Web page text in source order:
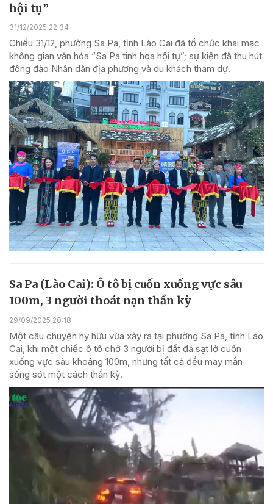
hội tụ”
31/12/2025 22:34
Chiều 31/12, phường Sa Pa, tỉnh Lào Cai đã tổ chức khai mạc
không gian văn hóa “Sa Pa tinh hoa hội tụ”; sự kiện đã thu hút
đông đảo Nhân dân địa phương và du khách tham dự.
Sa Pa (Lào Cai): Ô tô bị cuốn xuống vực sâu
100m, 3 người thoát nạn thần kỳ
29/09/2025 20:18
Một câu chuyện hy hữu vừa xảy ra tại phường Sa Pa, tỉnh Lào
Cai, khi một chiếc ô tô chở 3 người bị đất đá sạt lở cuốn
xuống vực sâu khoảng 100m, nhưng tất cả đều may mắn
sống sót một cách thần kỳ.